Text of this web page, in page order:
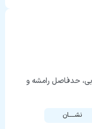
حدفاصل رامشه و
نشــــان